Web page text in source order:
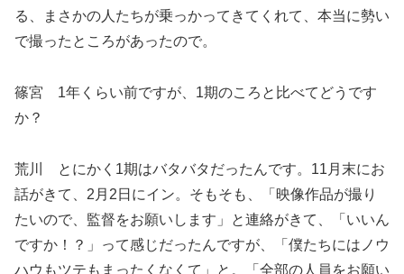
る、まさかの人たちが乗っかってきてくれて、本当に勢い
で撮ったところがあったので。
篠宮 1年くらい前ですが、1期のころと比べてどうです
か？
荒川 とにかく1期はバタバタだったんです。11月末にお
話がきて、2月2日にイン。そもそも、「映像作品が撮り
たいので、監督をお願いします」と連絡がきて、「いいん
ですか！？」って感じだったんですが、「僕たちにはノウ
ハウもツテもまったくなくて」と。「全部の人員をお願い